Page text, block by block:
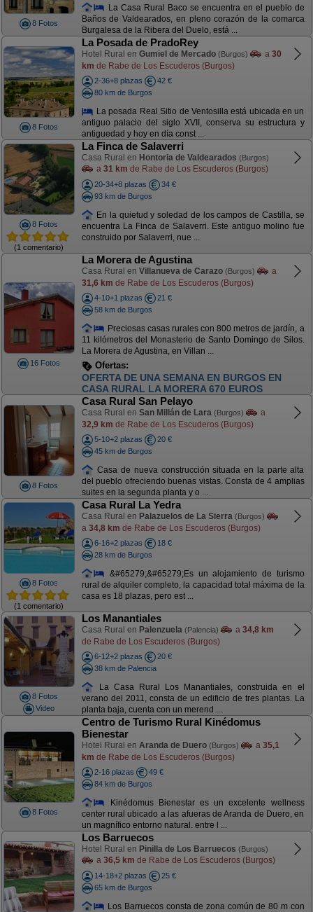
8 Fotos
La Casa Rural Baco se encuentra en el pueblo de
Baños de Valdearados, en pleno corazón de la comarca
Burgalesa de la Ribera del Duelo, está ...
8 Fotos
La Posada de PradoRey
Hotel Rural en Gumiel de Mercado (Burgos) a 30
km de Rabe de Los Escuderos (Burgos)
2-36+8 plazas
42 €
80 km de Burgos
La posada Real Sitio de Ventosilla está ubicada en un
antiguo palacio del siglo XVII, conserva su estructura y
antiguedad y hoy en día const ...
8 Fotos
(1 comentario)
La Finca de Salaverri
Casa Rural en Hontoria de Valdearados (Burgos)
a 31 km de Rabe de Los Escuderos (Burgos)
20-34+8 plazas
34 €
93 km de Burgos
En la quietud y soledad de los campos de Castilla, se
encuentra La Finca de Salaverri. Este antiguo molino fue
construido por Salaverri, nue ...
16 Fotos
La Morera de Agustina
Casa Rural en Villanueva de Carazo (Burgos)
a
31,6 km de Rabe de Los Escuderos (Burgos)
4-10+1 plazas
21 €
58 km de Burgos
Preciosas casas rurales con 800 metros de jardín, a
11 kilómetros del Monasterio de Santo Domingo de Silos.
La Morera de Agustina, en Villan ...
Ofertas:
OFERTA NOCHEBUENA. 850 EUROS. DEL 21
AL 25 DICIEMBRE DIAS FANTÁSTICOS
8 Fotos
Casa Rural San Pelayo
Casa Rural en San Millán de Lara (Burgos)
a
32,9 km de Rabe de Los Escuderos (Burgos)
5-10+2 plazas
20 €
45 km de Burgos
Casa de nueva construcción situada en la parte alta
del pueblo ofreciendo buenas vistas. Consta de 4 amplias
suites en la segunda planta y o ...
8 Fotos
(1 comentario)
Casa Rural La Yedra
Casa Rural en Palazuelos de La Sierra (Burgos)
a 34,8 km de Rabe de Los Escuderos (Burgos)
6-16+2 plazas
18 €
28 km de Burgos
&#65279;&#65279;Es un alojamiento de turismo
rural de alquiler completo, la capacidad total máxima de la
casa es 18 plazas, pero est ...
8 Fotos
Video
Los Manantiales
Casa Rural en Palenzuela (Palencia) a 34,8 km
de Rabe de Los Escuderos (Burgos)
6-12+2 plazas
20 €
38 km de Palencia
La Casa Rural Los Manantiales, construida en el
verano del 2011, consta de un edificio de tres plantas. La
planta baja, cuenta con un merend ...
8 Fotos
Centro de Turismo Rural Kinédomus
Bienestar
Hotel Rural en Aranda de Duero (Burgos) a 35,1
km de Rabe de Los Escuderos (Burgos)
2-16 plazas
49 €
84 km de Burgos
Kinédomus Bienestar es un excelente wellness
center rural ubicado a las afueras de Aranda de Duero, en
un magnífico entorno natural. entre l ...
Los Barruecos
Hotel Rural en Pinilla de Los Barruecos (Burgos)
a 36,5 km de Rabe de Los Escuderos (Burgos)
14-18+2 plazas
25 €
65 km de Burgos
Los Barruecos consta de zona común de 80 m con